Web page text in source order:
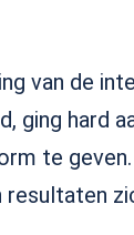
van de
ging hard
te